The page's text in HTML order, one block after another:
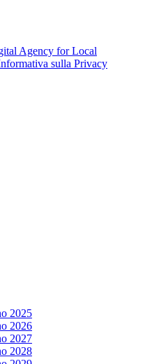
Agency for Local
sulla Privacy
2025
2026
2027
2028